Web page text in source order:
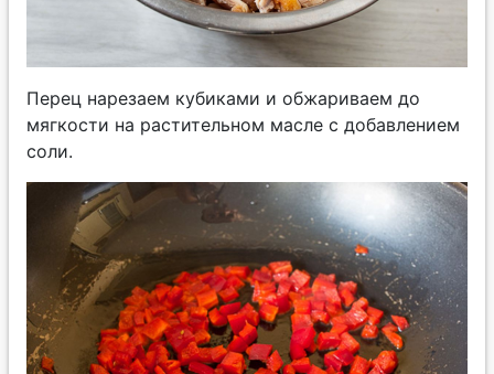
Перец нарезаем кубиками и обжариваем до
мягкости на растительном масле с добавлением
соли.